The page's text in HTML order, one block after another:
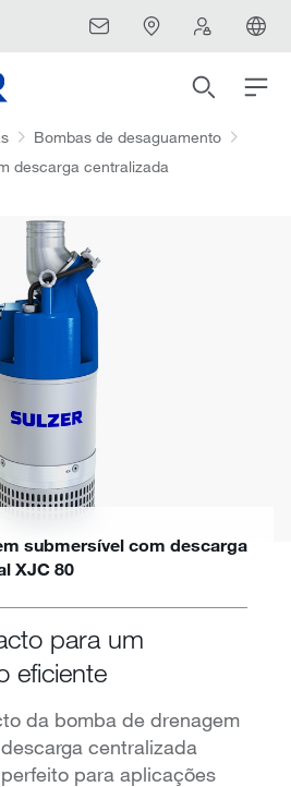
Bombas de desaguamento
descarga centralizada
submersível com descarga
XJC 80
para um
eficiente
da bomba de drenagem
centralizada
para aplicações